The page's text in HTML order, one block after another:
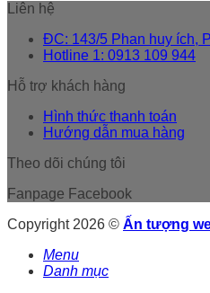
Liên hệ
ĐC: 143/5 Phan huy ích,
Hotline 1: 0913 109 944
Hỗ trợ khách hàng
Hình thức thanh toán
Hướng dẫn mua hàng
Theo dõi chúng tôi
Fanpage Facebook
Copyright 2026 © Ấn tượng
Menu
Danh mục